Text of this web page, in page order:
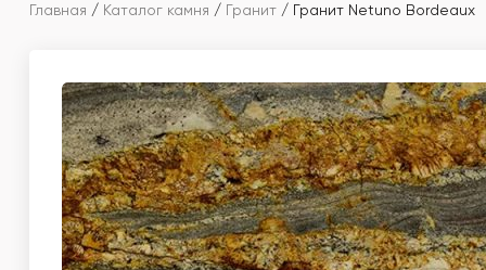
Главная / Каталог камня / Гранит / Гранит Netuno Bordeaux